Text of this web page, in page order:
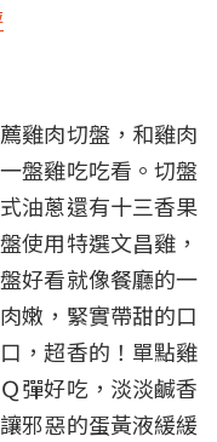
雞肉切盤，和雞肉
盤雞吃吃看。切盤
油蔥還有十三香果
使用特選文昌雞，
好看就像餐廳的一
嫩，緊實帶甜的口
，超香的！單點雞
彈好吃，淡淡鹹香
邪惡的蛋黃液緩緩